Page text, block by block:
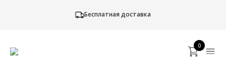
Бесплатная доставка
0